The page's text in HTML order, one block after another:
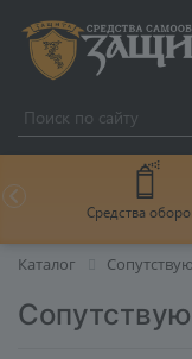
Средства
Каталог